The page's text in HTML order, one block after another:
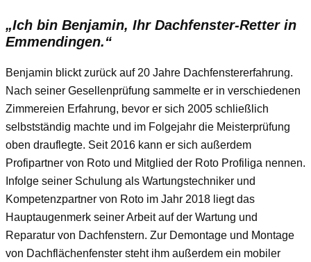
„Ich bin Benjamin, Ihr Dachfenster-Retter in
Emmendingen.“
Benjamin blickt zurück auf 20 Jahre Dachfenstererfahrung.
Nach seiner Gesellenprüfung sammelte er in verschiedenen
Zimmereien Erfahrung, bevor er sich 2005 schließlich
selbstständig machte und im Folgejahr die Meisterprüfung
oben drauflegte. Seit 2016 kann er sich außerdem
Profipartner von Roto und Mitglied der Roto Profiliga nennen.
Infolge seiner Schulung als Wartungstechniker und
Kompetenzpartner von Roto im Jahr 2018 liegt das
Hauptaugenmerk seiner Arbeit auf der Wartung und
Reparatur von Dachfenstern. Zur Demontage und Montage
von Dachflächenfenster steht ihm außerdem ein mobiler